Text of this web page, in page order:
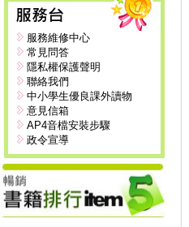
服務維修中心
常見問答
隱私權保護聲明
聯絡我們
中小學生優良課外讀物
意見信箱
AP4音檔安裝步驟
政令宣導